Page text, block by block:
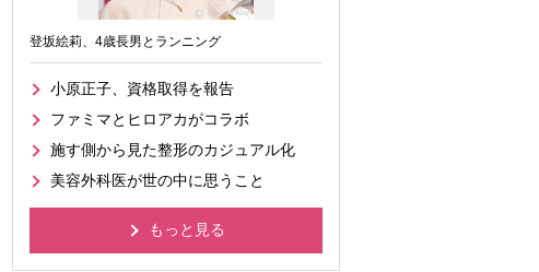
登坂絵莉、4歳長男とランニング
小原正子、資格取得を報告
ファミマとヒロアカがコラボ
施す側から見た整形のカジュアル化
美容外科医が世の中に思うこと
もっと見る